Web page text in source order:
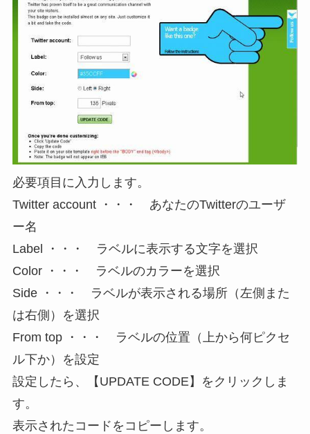
必要項目に入力します。
Twitter account ・・・ あなたのTwitterのユーザ
ー名
Label ・・・ ラベルに表示する文字を選択
Color ・・・ ラベルのカラーを選択
Side ・・・ ラベルが表示される場所（左側また
は右側）を選択
From top ・・・ ラベルの位置（上から何ピクセ
ル下か）を設定
設定したら、【UPDATE CODE】をクリックしま
す。
表示されたコードをコピーします。